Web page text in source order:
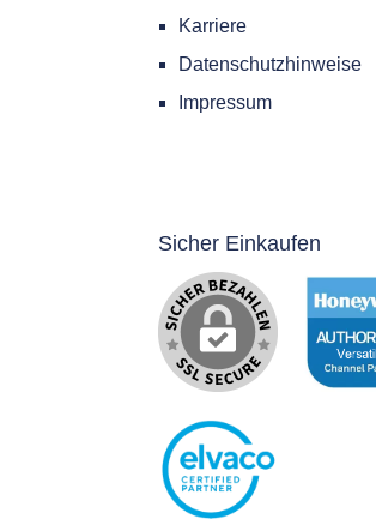
Karriere
Datenschutzhinweise
Impressum
Sicher Einkaufen